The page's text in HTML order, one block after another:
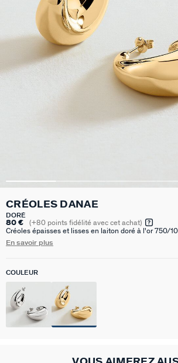
CRÉOLES DANAE
DORÉ
80 € (+80 points fidélité avec cet achat)
Créoles épaisses et lisses en laiton doré à l'or 750/
17mm de diamètre.
En savoir plus
COULEUR